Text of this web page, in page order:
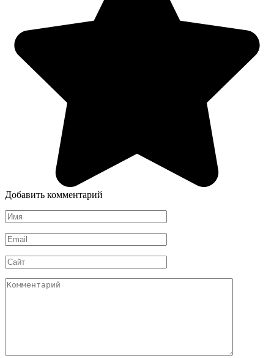
Добавить комментарий
Имя
Email
Сайт
Комментарий